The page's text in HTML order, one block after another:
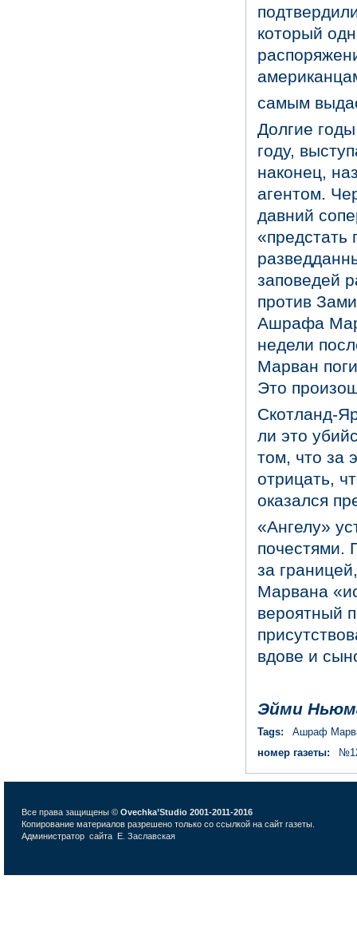
который
самым
Долгие
году,
наконец,
агентом.
давний
«предстать
заповедей
против
Ашрафа
недели
Марван
Это
Скотланд-
ли это
том, что за
отрицать,
оказался
«Ангелу»
почестями.
за
Марвана
вероятный
вдове и
Эйми
Tags:
Ашраф
номер газеты:
Все права защищены © Ovechka’Studio 2001-2011-2016
Копирование материалов разрешено только со ссылкой на сайт газеты.
Администратор сайта Е. Заславская